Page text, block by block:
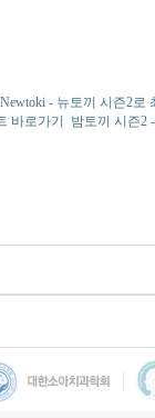
- 뉴토끼 시즌2로
바로가기
밤토끼 시즌2